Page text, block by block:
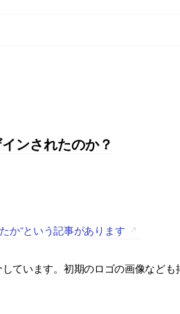
ンされたのか？
か”という記事があります
ています。初期のロゴの画像なども